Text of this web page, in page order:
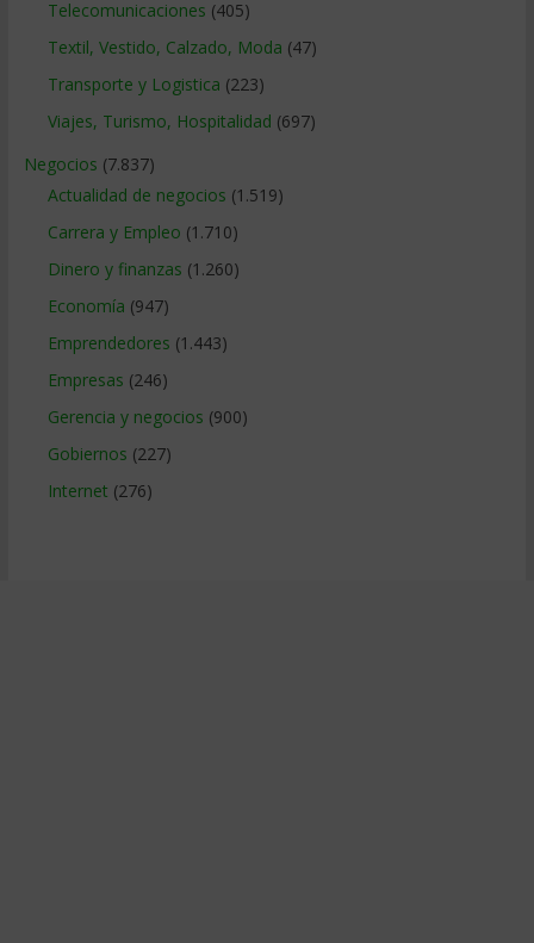
Telecomunicaciones (405)
Textil, Vestido, Calzado, Moda (47)
Transporte y Logistica (223)
Viajes, Turismo, Hospitalidad (697)
Negocios (7.837)
Actualidad de negocios (1.519)
Carrera y Empleo (1.710)
Dinero y finanzas (1.260)
Economía (947)
Emprendedores (1.443)
Empresas (246)
Gerencia y negocios (900)
Gobiernos (227)
Internet (276)